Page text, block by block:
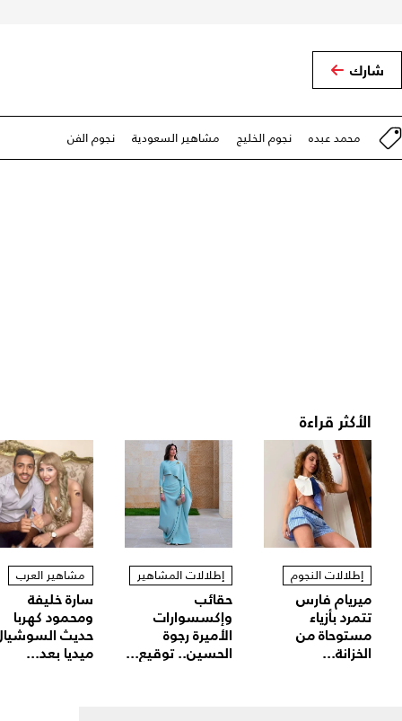
شارك
محمد عبده نجوم الخليج مشاهير السعودية نجوم الفن
الأكثر قراءة
إطلالات النجوم
ميريام فارس
تتمرد بأزياء
مستوحاة من
الخزانة...
إطلالات المشاهير
حقائب
وإكسسوارات
الأميرة رجوة
الحسين.. توقيع...
مشاهير العرب
سارة خليفة
ومحمود كهربا
حديث
ميديا بعد...